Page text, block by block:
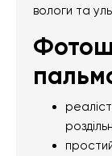
вологи та